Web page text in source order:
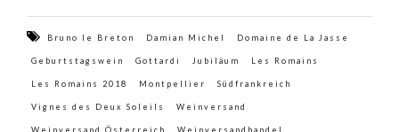
Bruno le Breton Damian Michel Domaine de La Jasse
Geburtstagswein Gottardi Jubiläum Les Romains
Les Romains 2018 Montpellier Südfrankreich
Vignes des Deux Soleils Weinversand
Weinversand Österreich Weinversandhandel